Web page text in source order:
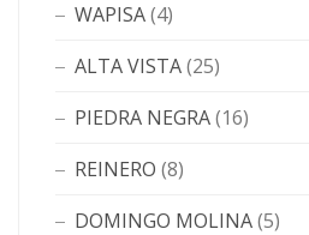
WAPISA(4)
ALTA VISTA(25)
PIEDRA NEGRA(16)
REINERO (8)
DOMINGO MOLINA(5)